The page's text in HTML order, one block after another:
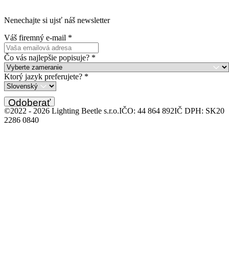
Nenechajte si ujsť náš newsletter
Váš firemný e-mail *
Čo vás najlepšie popisuje? *
Ktorý jazyk preferujete? *
Odoberať
©2022 - 2026 Lighting Beetle s.r.o.IČO: 44 864 892IČ DPH: SK20
2286 0840